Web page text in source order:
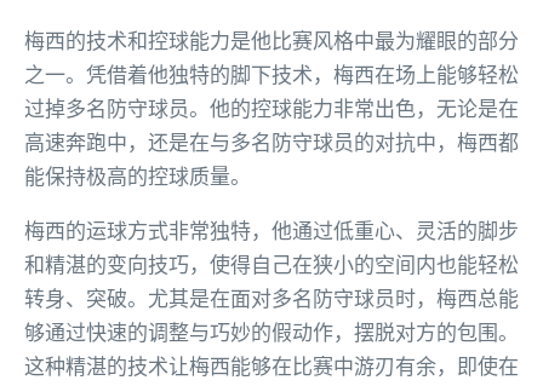
梅西的技术和控球能力是他比赛风格中最为耀眼的部分
之一。凭借着他独特的脚下技术，梅西在场上能够轻松
过掉多名防守球员。他的控球能力非常出色，无论是在
高速奔跑中，还是在与多名防守球员的对抗中，梅西都
能保持极高的控球质量。
梅西的运球方式非常独特，他通过低重心、灵活的脚步
和精湛的变向技巧，使得自己在狭小的空间内也能轻松
转身、突破。尤其是在面对多名防守球员时，梅西总能
够通过快速的调整与巧妙的假动作，摆脱对方的包围。
这种精湛的技术让梅西能够在比赛中游刃有余，即使在